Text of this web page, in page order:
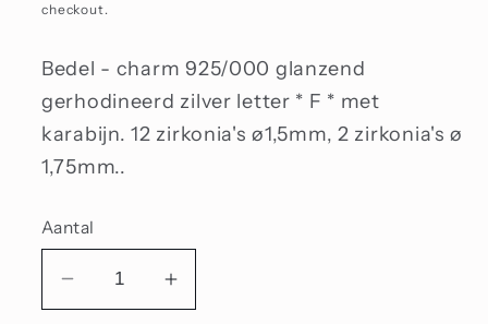
checkout.
Bedel - charm 925/000 glanzend
gerhodineerd zilver letter * F * met
karabijn. 12 zirkonia's ø1,5mm, 2 zirkonia's ø
1,75mm..
Aantal
Aantal
Aantal